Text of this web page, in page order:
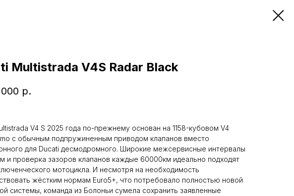
Multistrada V4S Radar Black
р.
V4 S 2025 года по-прежнему основан на 1158-кубовом V4
с обычным подпружиненным приводом клапанов вместо
для Ducati десмодромного. Широкие межсервисные интервалы
и проверка зазоров клапанов каждые 60000км идеально подходят
мотоцикла. И несмотря на необходимость
жёстким нормам Euro5+, что потребовало полностью новой
системы, команда из Болоньи сумела сохранить заявленные